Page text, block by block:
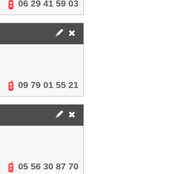
06 29 41 59 03
09 79 01 55 21
05 56 30 87 70